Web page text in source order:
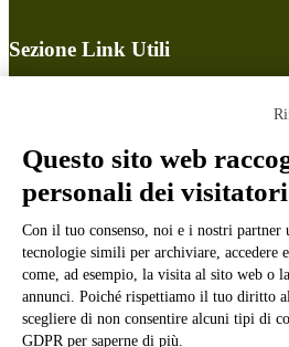
Sezione Link Utili
Ufficio Relazioni con il Pubblico
Dichiarazione di accessibilità
Obiettivi di accessibilità
Gestione consensi cookie
Amministrazione trasparente
Pagina visualizzata
50143 volte
Sezione Copyright
Questo sito web
personali dei
Con il tuo consenso, noi e i nostri
tecnologie simili per archiviare, accedere
come, ad esempio, la visita al sito web o
annunci. Poiché rispettiamo il tuo diritto
scegliere di non consentire alcuni tipi di
GDPR per saperne di più.